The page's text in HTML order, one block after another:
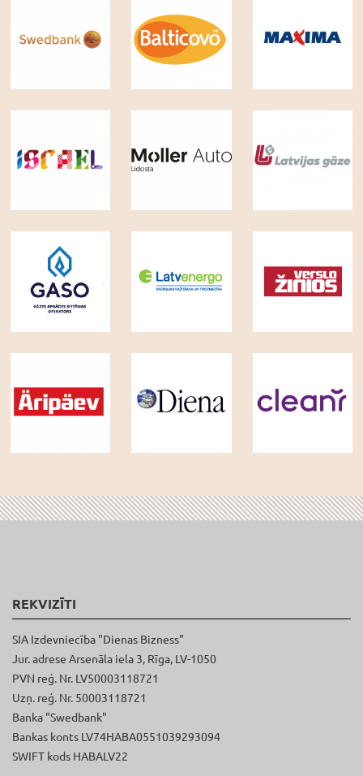
REKVIZĪTI
SIA Izdevniecība "Dienas Bizness"
Jur. adrese Arsenāla iela 3, Rīga, LV-1050
PVN reģ. Nr. LV50003118721
Uzņ. reģ. Nr. 50003118721
Banka "Swedbank"
Bankas konts LV74HABA0551039293094
SWIFT kods HABALV22